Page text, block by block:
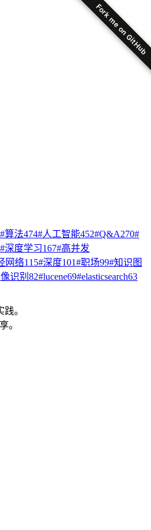
Fork me on GitHub
#算法474#人工智能452#Q&A270#
#深度学习167#高并发
网络115#深度101#职场99#知识图
识别 82#lucene69#elasticsearch63
。
。